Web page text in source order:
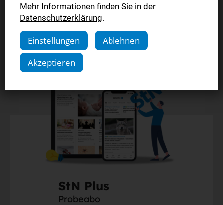
Jetzt bestellen
StN Plus
Probeabo
Mehr Informationen finden Sie in der
Datenschutzerklärung.
Einstellungen
Ablehnen
Akzeptieren